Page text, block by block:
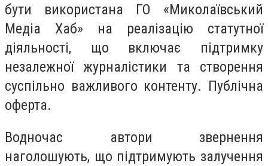
бути використана ГО «Миколаївський
Медіа Хаб» на реалізацію статутної
діяльності, що включає підтримку
незалежної журналістики та створення
суспільно важливого контенту. Публічна
оферта.
Водночас автори звернення
наголошують, що підтримують залучення